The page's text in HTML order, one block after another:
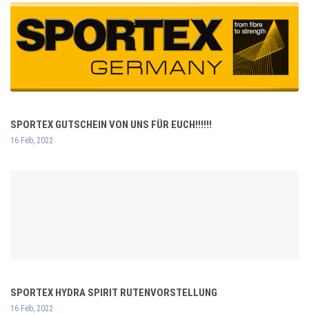
SPORTEX GUTSCHEIN VON UNS FÜR EUCH!!!!!!
16 Feb, 2022
SPORTEX HYDRA SPIRIT RUTENVORSTELLUNG
16 Feb, 2022